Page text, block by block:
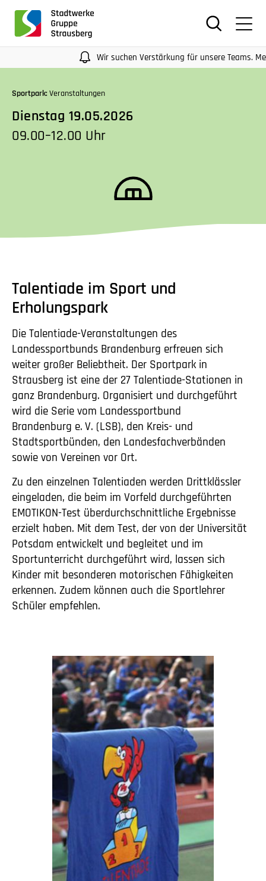
Screenreader
oder
mit
Tabulatorentaste:
Überspringen
der
Wir suchen Verstärkung für unsere Teams. Mehr
Sportpark: Veranstaltungen
Dienstag 19.05.2026
09.00–12.00 Uhr
Talentiade im Sport und
Erholungspark
Die Talentiade-Veranstaltungen des
Landessportbunds Brandenburg erfreuen sich
weiter großer Beliebtheit. Der Sportpark in
Strausberg ist eine der 27 Talentiade-Stationen in
ganz Brandenburg. Organisiert und durchgeführt
wird die Serie vom Landessportbund
Brandenburg e. V. (LSB), den Kreis- und
Stadtsportbünden, den Landesfachverbänden
sowie von Vereinen vor Ort.
Zu den einzelnen Talentiaden werden Drittklässler
eingeladen, die beim im Vorfeld durchgeführten
EMOTIKON-Test überdurchschnittliche Ergebnisse
erzielt haben. Mit dem Test, der von der Universität
Potsdam entwickelt und begleitet und im
Sportunterricht durchgeführt wird, lassen sich
Kinder mit besonderen motorischen Fähigkeiten
erkennen. Zudem können auch die Sportlehrer
Schüler empfehlen.